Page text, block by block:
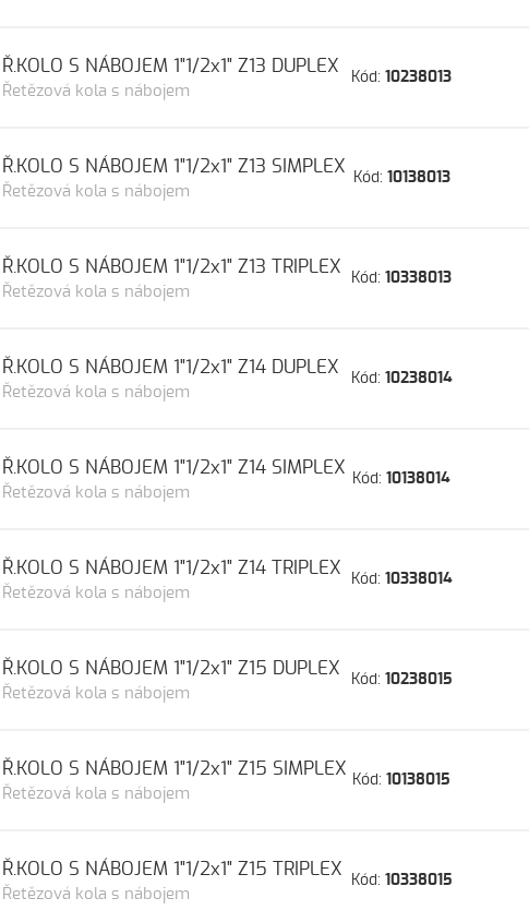
Kód:10238013
Řetězová kola s nábojem
Ř.KOLO S NÁBOJEM 1"1/2x1" Z13 DUPLEX
Kód: 10138013
Řetězová kola s nábojem
Ř.KOLO S NÁBOJEM 1"1/2x1" Z13 SIMPLEX
Kód:10338013
Řetězová kola s nábojem
Ř.KOLO S NÁBOJEM 1"1/2x1" Z13 TRIPLEX
Kód: 10238014
Řetězová kola s nábojem
Ř.KOLO S NÁBOJEM 1"1/2x1" Z14 DUPLEX
Kód:10138014
Řetězová kola s nábojem
Ř.KOLO S NÁBOJEM 1"1/2x1" Z14 SIMPLEX
Kód: 10338014
Řetězová kola s nábojem
Ř.KOLO S NÁBOJEM 1"1/2x1" Z14 TRIPLEX
Kód: 10238015
Řetězová kola s nábojem
Ř.KOLO S NÁBOJEM 1"1/2x1" Z15 DUPLEX
Kód:10138015
Řetězová kola s nábojem
Ř.KOLO S NÁBOJEM 1"1/2x1" Z15 SIMPLEX
Kód: 10338015
Řetězová kola s nábojem
Ř.KOLO S NÁBOJEM 1"1/2x1" Z15 TRIPLEX